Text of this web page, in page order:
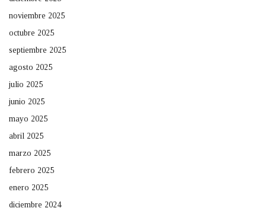
noviembre 2025
octubre 2025
septiembre 2025
agosto 2025
julio 2025
junio 2025
mayo 2025
abril 2025
marzo 2025
febrero 2025
enero 2025
diciembre 2024